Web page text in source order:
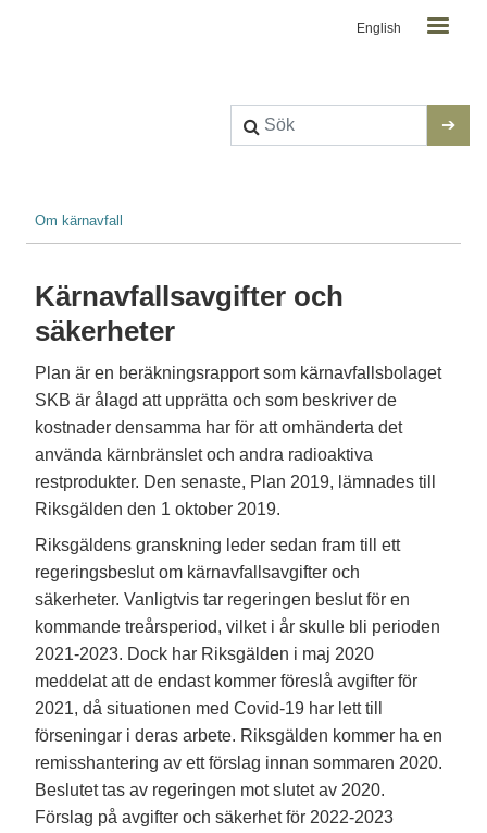
Kontaktmeny
English
Länkstig
Om kärnavfall
Kärnavfallsavgifter och
säkerheter
Plan är en beräkningsrapport som kärnavfallsbolaget
SKB är ålagd att upprätta och som beskriver de
kostnader densamma har för att omhänderta det
använda kärnbränslet och andra radioaktiva
restprodukter. Den senaste, Plan 2019, lämnades till
Riksgälden den 1 oktober 2019.
Riksgäldens granskning leder sedan fram till ett
regeringsbeslut om kärnavfallsavgifter och
säkerheter. Vanligtvis tar regeringen beslut för en
kommande treårsperiod, vilket i år skulle bli perioden
2021-2023. Dock har Riksgälden i maj 2020
meddelat att de endast kommer föreslå avgifter för
2021, då situationen med Covid-19 har lett till
förseningar i deras arbete. Riksgälden kommer ha en
remisshantering av ett förslag innan sommaren 2020.
Beslutet tas av regeringen mot slutet av 2020.
Förslag på avgifter och säkerhet för 2022-2023